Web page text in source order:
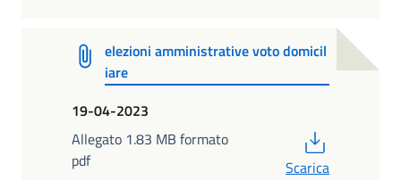
elezioni amministrative voto domicil
iare
19-04-2023
Allegato 1.83 MB formato
pdf
Scarica